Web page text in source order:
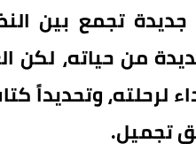
تجمع بين
من حياته، لكن
لرحلته،
تجميل.